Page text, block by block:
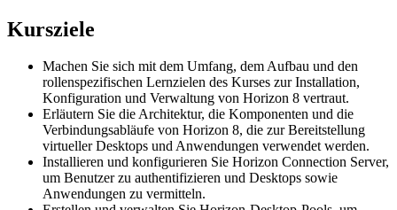
Kursziele
Machen Sie sich mit dem Umfang, dem Aufbau und den
rollenspezifischen Lernzielen des Kurses zur Installation,
Konfiguration und Verwaltung von Horizon 8 vertraut.
Erläutern Sie die Architektur, die Komponenten und die
Verbindungsabläufe von Horizon 8, die zur Bereitstellung
virtueller Desktops und Anwendungen verwendet werden.
Installieren und konfigurieren Sie Horizon Connection Server,
um Benutzer zu authentifizieren und Desktops sowie
Anwendungen zu vermitteln.